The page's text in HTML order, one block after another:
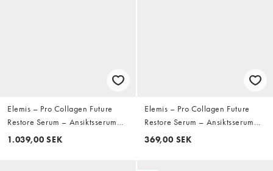
Elemis – Pro Collagen Future
Restore Serum – Ansiktsserum
15ml
1.039,00 SEK
Elemis – Pro Collagen Future
Restore Serum – Ansiktsserum
5ml
369,00 SEK